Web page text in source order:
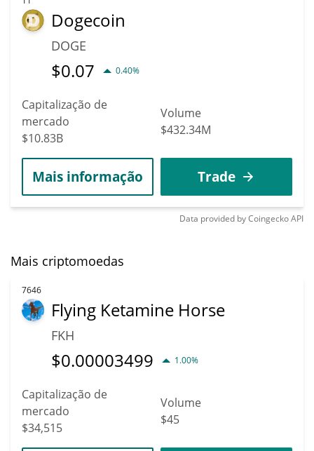
Dogecoin
DOGE
$0.07 0.40%
Capitalização de
mercado
$10.83B
Volume
$432.34M
Mais informação Trade
Data provided byCoingeckoAPI
Mais criptomoedas
7646
Flying Ketamine Horse
FKH
$0.00003499 1.00%
Capitalização de
mercado
$34,515
Volume
$45